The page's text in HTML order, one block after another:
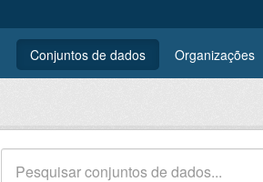
Conjuntos de dados Organizações